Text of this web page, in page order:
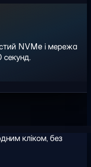
NVMe і мережа
секунд.
кліком, без